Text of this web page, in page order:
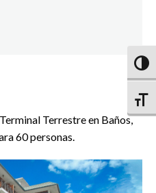
Terrestre en Baños,
60 personas.